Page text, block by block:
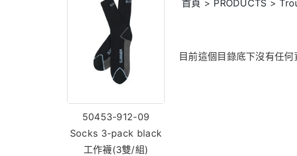
50453-912-09
Socks 3-pack black
工作襪(3雙/組)
首頁 > PRODUCTS >
目前這個目錄底下沒有任何